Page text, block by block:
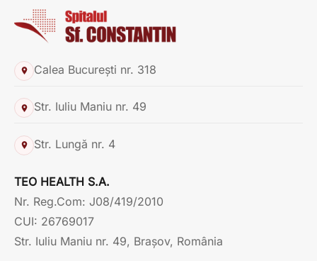
Calea București nr. 318
Str. Iuliu Maniu nr. 49
Str. Lungă nr. 4
TEO HEALTH S.A.
Nr. Reg.Com: J08/419/2010
CUI: 26769017
Str. Iuliu Maniu nr. 49, Brașov, România